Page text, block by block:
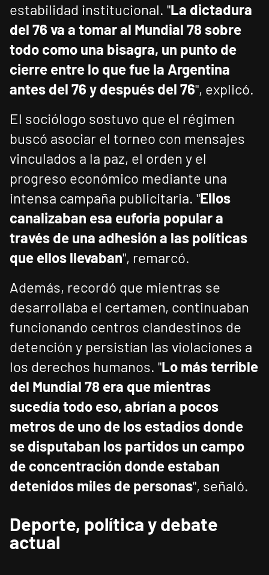
estabilidad institucional. "La dictadura
del 76 va a tomar al Mundial 78 sobre
todo como una bisagra, un punto de
cierre entre lo que fue la Argentina
antes del 76 y después del 76", explicó.
El sociólogo sostuvo que el régimen
buscó asociar el torneo con mensajes
vinculados a la paz, el orden y el
progreso económico mediante una
intensa campaña publicitaria. "Ellos
canalizaban esa euforia popular a
través de una adhesión a las políticas
que ellos llevaban", remarcó.
Además, recordó que mientras se
desarrollaba el certamen, continuaban
funcionando centros clandestinos de
detención y persistían las violaciones a
los derechos humanos. "Lo más terrible
del Mundial 78 era que mientras
sucedía todo eso, abrían a pocos
metros de uno de los estadios donde
se disputaban los partidos un campo
de concentración donde estaban
detenidos miles de personas", señaló.
Deporte, política y debate
actual